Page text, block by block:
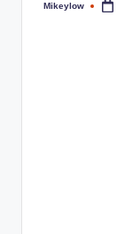
Posted
Mikeylow